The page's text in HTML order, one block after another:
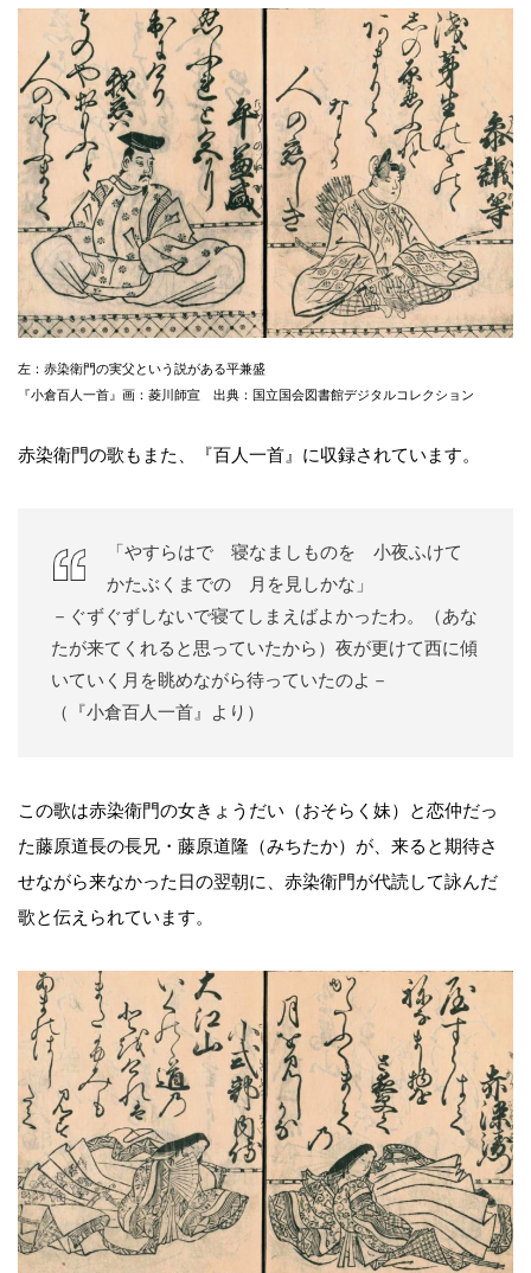
左：赤染衛門の実父という説がある平兼盛
『小倉百人一首』画：菱川師宣 出典：国立国会図書館デジタルコレクション
赤染衛門の歌もまた、『百人一首』に収録されています。
「やすらはで 寝なましものを 小夜ふけて
かたぶくまでの 月を見しかな」
－ぐずぐずしないで寝てしまえばよかったわ。（あな
たが来てくれると思っていたから）夜が更けて西に傾
いていく月を眺めながら待っていたのよ－
（『小倉百人一首』より）
この歌は赤染衛門の女きょうだい（おそらく妹）と恋仲だっ
た藤原道長の長兄・藤原道隆（みちたか）が、来ると期待さ
せながら来なかった日の翌朝に、赤染衛門が代読して詠んだ
歌と伝えられています。